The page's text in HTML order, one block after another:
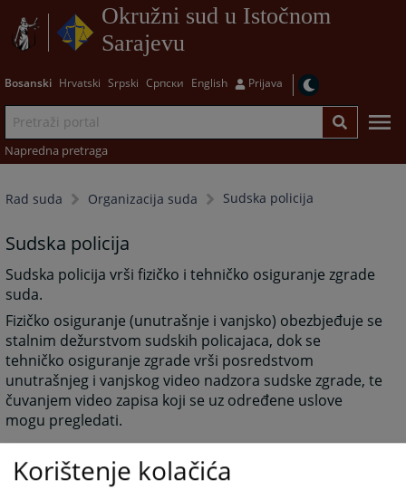
Okružni sud u Istočnom
Sarajevu
Bosanski Hrvatski Srpski Српски English Prijava
Napredna pretraga
Rad suda Organizacija suda Sudska policija
Sudska policija
Sudska policija vrši fizičko i tehničko osiguranje zgrade
suda.
Fizičko osiguranje (unutrašnje i vanjsko) obezbjeđuje se
stalnim dežurstvom sudskih policajaca, dok se
tehničko osiguranje zgrade vrši posredstvom
unutrašnjeg i vanjskog video nadzora sudske zgrade, te
čuvanjem video zapisa koji se uz određene uslove
mogu pregledati.
1834 PREGLEDA
Korištenje kolačića